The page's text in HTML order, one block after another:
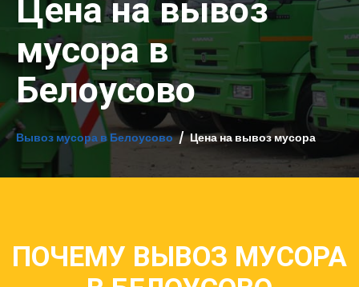
Цена на вывоз
мусора в
Белоусово
Вывоз мусора в Белоусово Цена на вывоз мусора
ПОЧЕМУ ВЫВОЗ МУСОРА